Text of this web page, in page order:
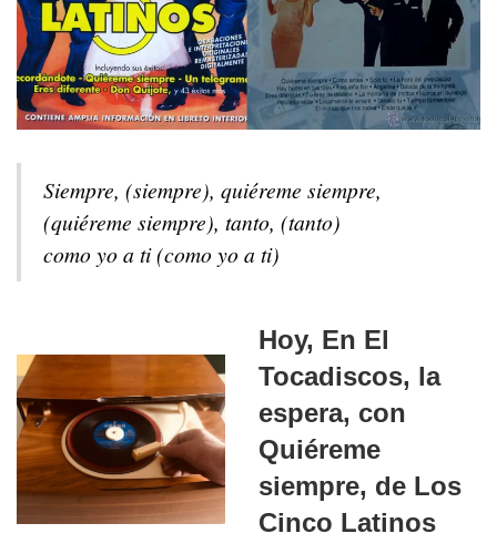
Siempre, (siempre), quiéreme siempre,
(quiéreme siempre), tanto, (tanto)
como yo a ti (como yo a ti)
Hoy, En El
Tocadiscos, la
espera, con
Quiéreme
siempre, de Los
Cinco Latinos